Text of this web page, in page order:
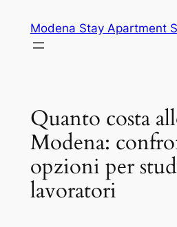
contenuto
Modena Stay Apartment
Quanto costa
Modena:
opzioni per
lavoratori